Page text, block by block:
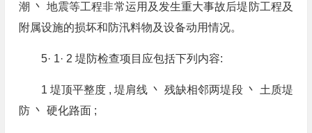
潮 丶 地震等工程非常运用及发生重大事故后堤防工程及
附属设施的损坏和防汛料物及设备动用情况。
5· 1· 2 堤防检查项目应包括下列内容:
1 堤顶平整度 , 堤肩线 丶 残缺相邻两堤段 丶 土质堤
防 丶 硬化路面 ;